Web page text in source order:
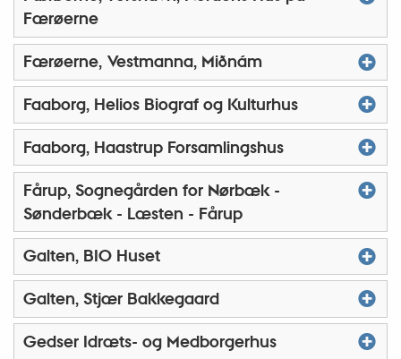
Færøerne
Færøerne, Vestmanna, Miðnám
Faaborg, Helios Biograf og Kulturhus
Faaborg, Haastrup Forsamlingshus
Fårup, Sognegården for Nørbæk -
Sønderbæk - Læsten - Fårup
Galten, BIO Huset
Galten, Stjær Bakkegaard
Gedser Idræts- og Medborgerhus